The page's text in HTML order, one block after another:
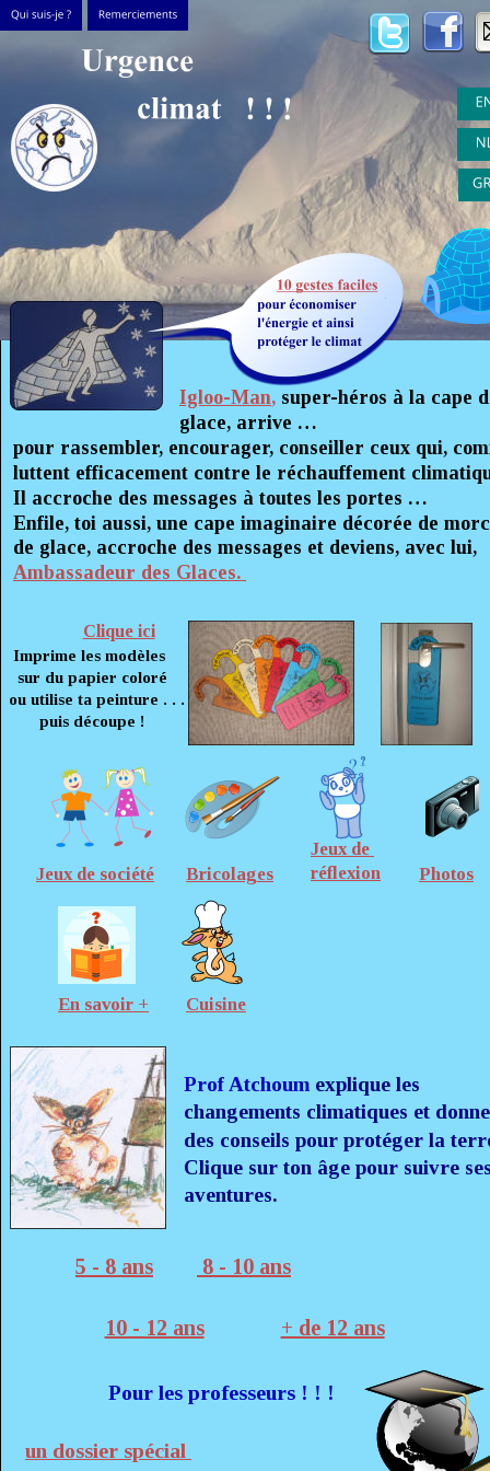
Igloo-Man, super-héros à la cape
glace, arrive …
pour rassembler, encourager, conseiller ceux qui,
luttent efficacement contre le réchauffement
Il accroche des messages à toutes les portes …
Enfile, toi aussi, une cape imaginaire décorée de
de glace, accroche des messages et deviens, avec lui,
Ambassadeur des Glaces.
Clique ici
Imprime les modèles
    sur du papier coloré
  ou utilise ta peinture . . .
         puis découpe !
Jeux de société Bricolages Photos
Prof Atchoum explique les
changements climatiques et
des conseils pour protéger la
Clique sur ton âge pour suivre
aventures.
5 - 8 ans 8 - 10 ans
10 - 12 ans + de 12 ans
Jeux de
réflexion
En savoir + Cuisine
Pour les professeurs ! ! !
un dossier spécial